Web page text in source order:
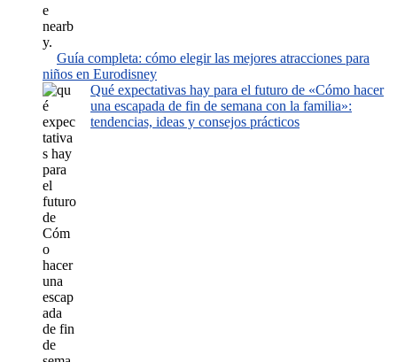
Guía completa: cómo elegir las mejores atracciones para
niños en Eurodisney
Qué expectativas hay para el futuro de «Cómo hacer
una escapada de fin de semana con la familia»:
tendencias, ideas y consejos prácticos